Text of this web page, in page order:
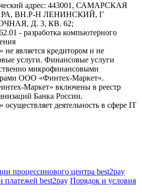
адрес: 443001, САМАРСКАЯ
ВН.Р-Н ЛЕНИНСКИЙ, Г
Д. 3, КВ. 62;
- разработка компьютерного
является кредитором и не
услуги. Финансовые услуги
микрофинансовыми
ООО «Финтех-Маркет».
Маркет» включены в реестр
Банка России.
деятельность в сфере IT
процессинового центра best2pay
платежей best2pay Порядок и условия